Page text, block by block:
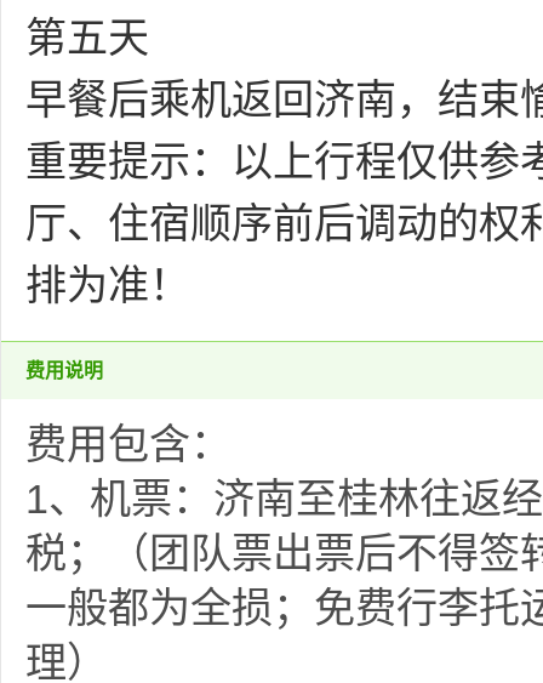
第五天
早餐后乘机返回济南，结束
重要提示：以上行程仅供参
厅、住宿顺序前后调动的权
排为准！
费用说明
费用包含：
1、机票： 济南至桂林往返
税；（团队票出票后不得签
一般都为全损； 免费行李托
理）